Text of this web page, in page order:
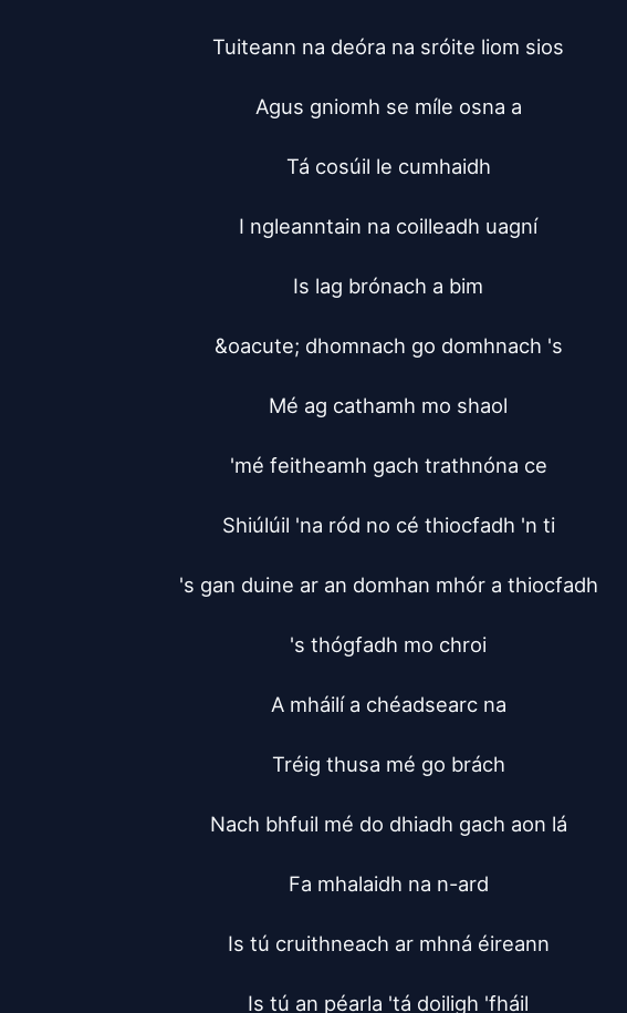
Tuiteann na deóra na sróite liom sios
Agus gniomh se míle osna a
Tá cosúil le cumhaidh
I ngleanntain na coilleadh uagní
Is lag brónach a bim
&oacute; dhomnach go domhnach 's
Mé ag cathamh mo shaol
'mé feitheamh gach trathnóna ce
Shiúlúil 'na ród no cé thiocfadh 'n ti
's gan duine ar an domhan mhór a thiocfadh
's thógfadh mo chroi
A mháilí a chéadsearc na
Tréig thusa mé go brách
Nach bhfuil mé do dhiadh gach aon lá
Fa mhalaidh na n-ard
Is tú cruithneach ar mhná éireann
Is tú an péarla 'tá doiligh 'fháil